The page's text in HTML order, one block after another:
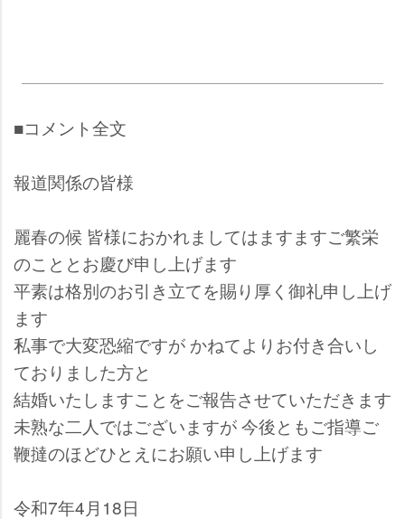
■コメント全文
報道関係の皆様
麗春の候 皆様におかれましてはますますご繁栄
のこととお慶び申し上げます
平素は格別のお引き立てを賜り厚く御礼申し上げ
ます
私事で大変恐縮ですが かねてよりお付き合いし
ておりました方と
結婚いたしますことをご報告させていただきます
未熟な二人ではございますが 今後ともご指導ご
鞭撻のほどひとえにお願い申し上げます
令和7年4月18日